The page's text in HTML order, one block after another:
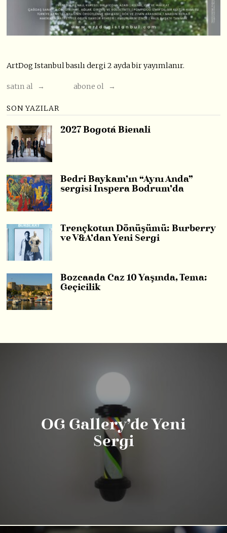
ArtDog Istanbul basılı dergi 2 ayda bir yayımlanır.
satın al → abone ol →
SON YAZILAR
2027 Bogotá Bienali
Bedri Baykam’ın “Aynı Anda”
sergisi Inspera Bodrum’da
Trençkotun Dönüşümü: Burberry
ve V&A’dan Yeni Sergi
Bozcaada Caz 10 Yaşında, Tema:
Geçicilik
OG Gallery’de Yeni
Sergi